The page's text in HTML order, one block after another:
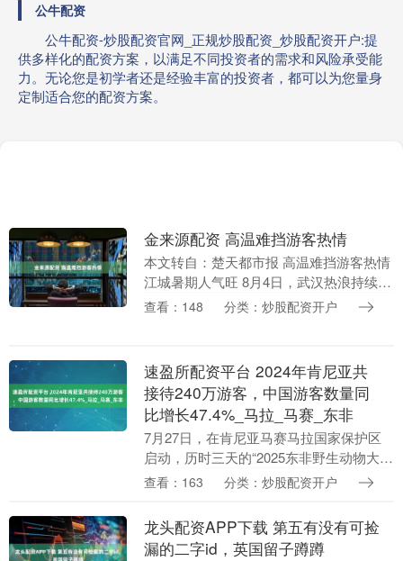
公牛配资
公牛配资-炒股配资官网_正规炒股配资_炒股配资开户:提
供多样化的配资方案，以满足不同投资者的需求和风险承受能
力。无论您是初学者还是经验丰富的投资者，都可以为您量身
定制适合您的配资方案。
金来源配资 高温难挡游客热情
本文转自：楚天都市报 高温难挡游客热情
江城暑期人气旺 8月4日，武汉热浪持续。
汉口鄱阳街巴公房子门前游人如织，热闹
查看：148 分类：炒股配资开户
速盈所配资平台 2024年肯尼亚共
接待240万游客，中国游客数量同
比增长47.4%_马拉_马赛_东非
7月27日，在肯尼亚马赛马拉国家保护区
启动，历时三天的“2025东非野生动物大迁
徙”全球实况直播收官。在真实的东非大草
150....
查看：163 分类：炒股配资开户
龙头配资APP下载 第五有没有可捡
漏的二字id，英国留子蹲蹲